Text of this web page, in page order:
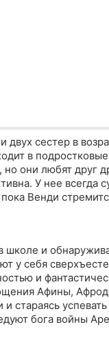
двух сестер в
в
они любят друг
У нее
Венди
и
у себя
и
Афины,
стараясь
бога войны